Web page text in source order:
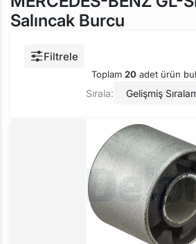
Salıncak Burcu
Filtrele
Toplam 20 adet ürün
Sırala: Gelişmiş